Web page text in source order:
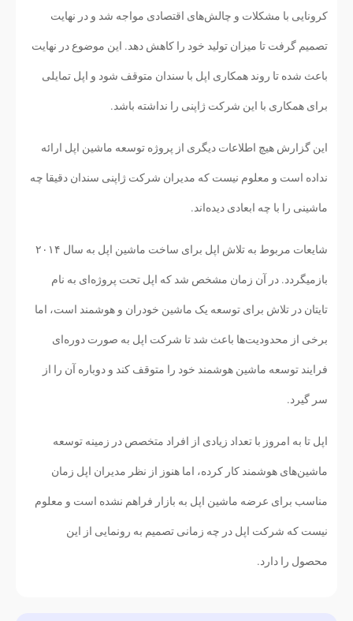
کرونایی با مشکلات و چالش‌های اقتصادی مواجه شد و در نهایت
تصمیم گرفت تا میزان تولید خود را کاهش دهد. این موضوع در نهایت
باعث شده تا روند همکاری اپل با سندان متوقف شود و اپل تمایلی
برای همکاری با این شرکت ژاپنی را نداشته باشد.
این گزارش هیچ اطلاعات دیگری از پروژه توسعه ماشین اپل ارائه
نداده است و معلوم نیست که مدیران شرکت ژاپنی سندان دقیقا چه
ماشینی را با چه ابعادی دیده‌اند.
شایعات مربوط به تلاش اپل برای ساخت ماشین اپل به سال ۲۰۱۴
بازمیگردد. در آن زمان مشخص شد که اپل تحت پروژه‌ای به نام
تایتان در تلاش برای توسعه یک ماشین خودران و هوشمند است، اما
برخی از محدودیت‌ها باعث شد تا شرکت اپل به صورت دوره‌ای
فرایند توسعه ماشین هوشمند خود را متوقف کند و دوباره آن را از
سر گیرد.
اپل تا به امروز با تعداد زیادی از افراد متخصص در زمینه توسعه
ماشین‌های هوشمند کار کرده، اما هنوز از نظر مدیران اپل زمان
مناسب برای عرضه ماشین اپل به بازار فراهم نشده است و معلوم
نیست که شرکت اپل در چه زمانی تصمیم به رونمایی از این
محصول را دارد.